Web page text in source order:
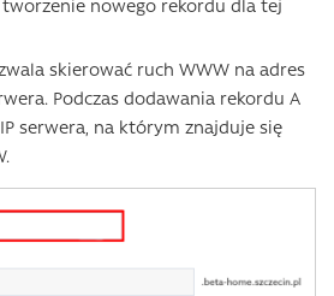
skierować ruch WWW na adres
Podczas dodawania rekordu A
serwera, na którym znajduje się